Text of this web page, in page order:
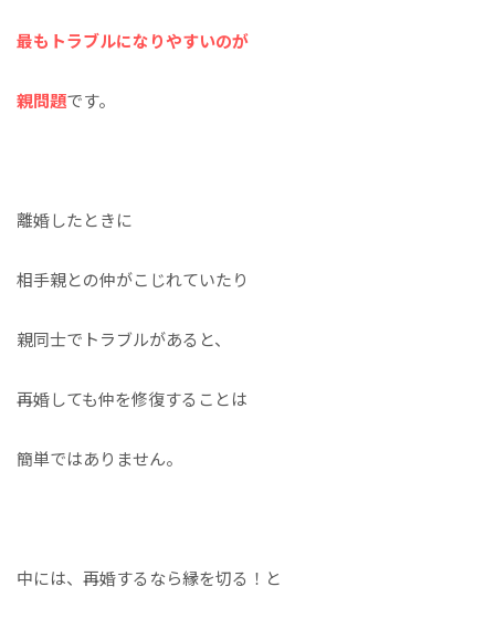
最もトラブルになりやすいのが
親問題です。
離婚したときに
相手親との仲がこじれていたり
親同士でトラブルがあると、
再婚しても仲を修復することは
簡単ではありません。
中には、再婚するなら縁を切る！と